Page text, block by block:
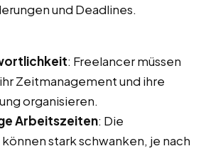
und Deadlines.
: Freelancer müssen
Zeitmanagement und ihre
organisieren.
Arbeitszeiten: Die
stark schwanken, je nach